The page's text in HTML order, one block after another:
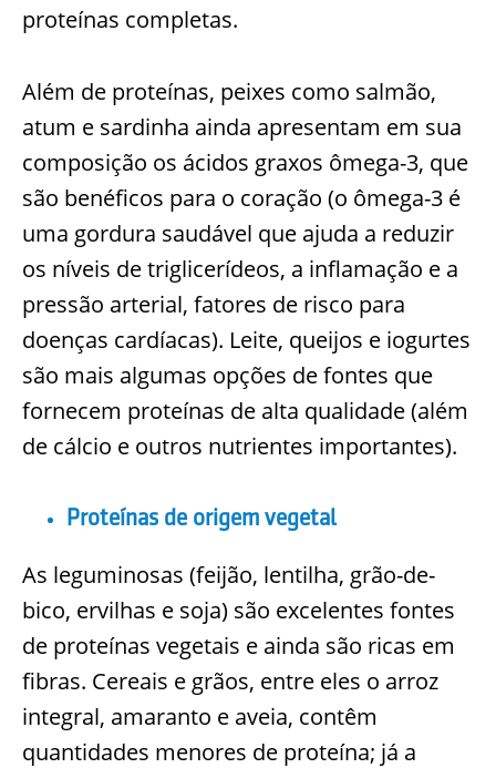
proteínas completas.
Além de proteínas, peixes como salmão,
atum e sardinha ainda apresentam em sua
composição os ácidos graxos ômega-3, que
são benéficos para o coração (o ômega-3 é
uma gordura saudável que ajuda a reduzir
os níveis de triglicerídeos, a inflamação e a
pressão arterial, fatores de risco para
doenças cardíacas). Leite, queijos e iogurtes
são mais algumas opções de fontes que
fornecem proteínas de alta qualidade (além
de cálcio e outros nutrientes importantes).
Proteínas de origem vegetal
As leguminosas (feijão, lentilha, grão-de-
bico, ervilhas e soja) são excelentes fontes
de proteínas vegetais e ainda são ricas em
fibras. Cereais e grãos, entre eles o arroz
integral, amaranto e aveia, contêm
quantidades menores de proteína; já a